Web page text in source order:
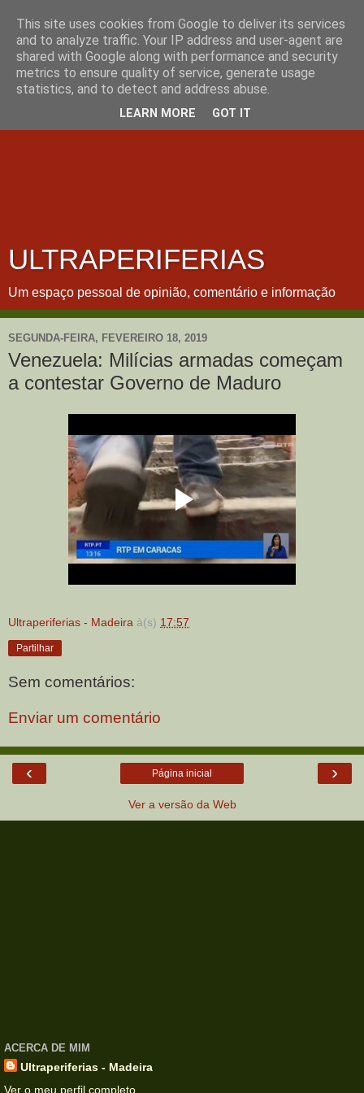
ULTRAPERIFERIAS
Um espaço pessoal de opinião, comentário e informação
SEGUNDA-FEIRA, FEVEREIRO 18, 2019
Venezuela: Milícias armadas começam
a contestar Governo de Maduro
Ultraperiferias - Madeira à(s) 17:57
Partilhar
Sem comentários:
Enviar um comentário
‹ ›
Página inicial
Ver a versão da Web
ACERCA DE MIM
Ultraperiferias - Madeira
Ver o meu perfil completo
This site uses cookies from Google to deliver its services
and to analyze traffic. Your IP address and user-agent are
shared with Google along with performance and security
metrics to ensure quality of service, generate usage
statistics, and to detect and address abuse.
LEARN MORE GOT IT